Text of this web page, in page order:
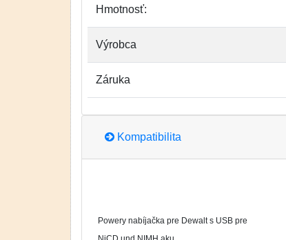
Hmotnosť:
Výrobca
Záruka
Kompatibilita
Powery nabíjačka pre Dewalt s USB pre